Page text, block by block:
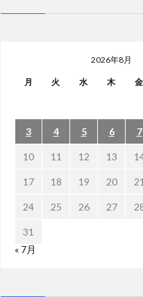
2026年8月
月 火 水 木 金
3 4 5 6 7
10 11 12 13
17 18 19 20 21
24 25 26 27
31
« 7月